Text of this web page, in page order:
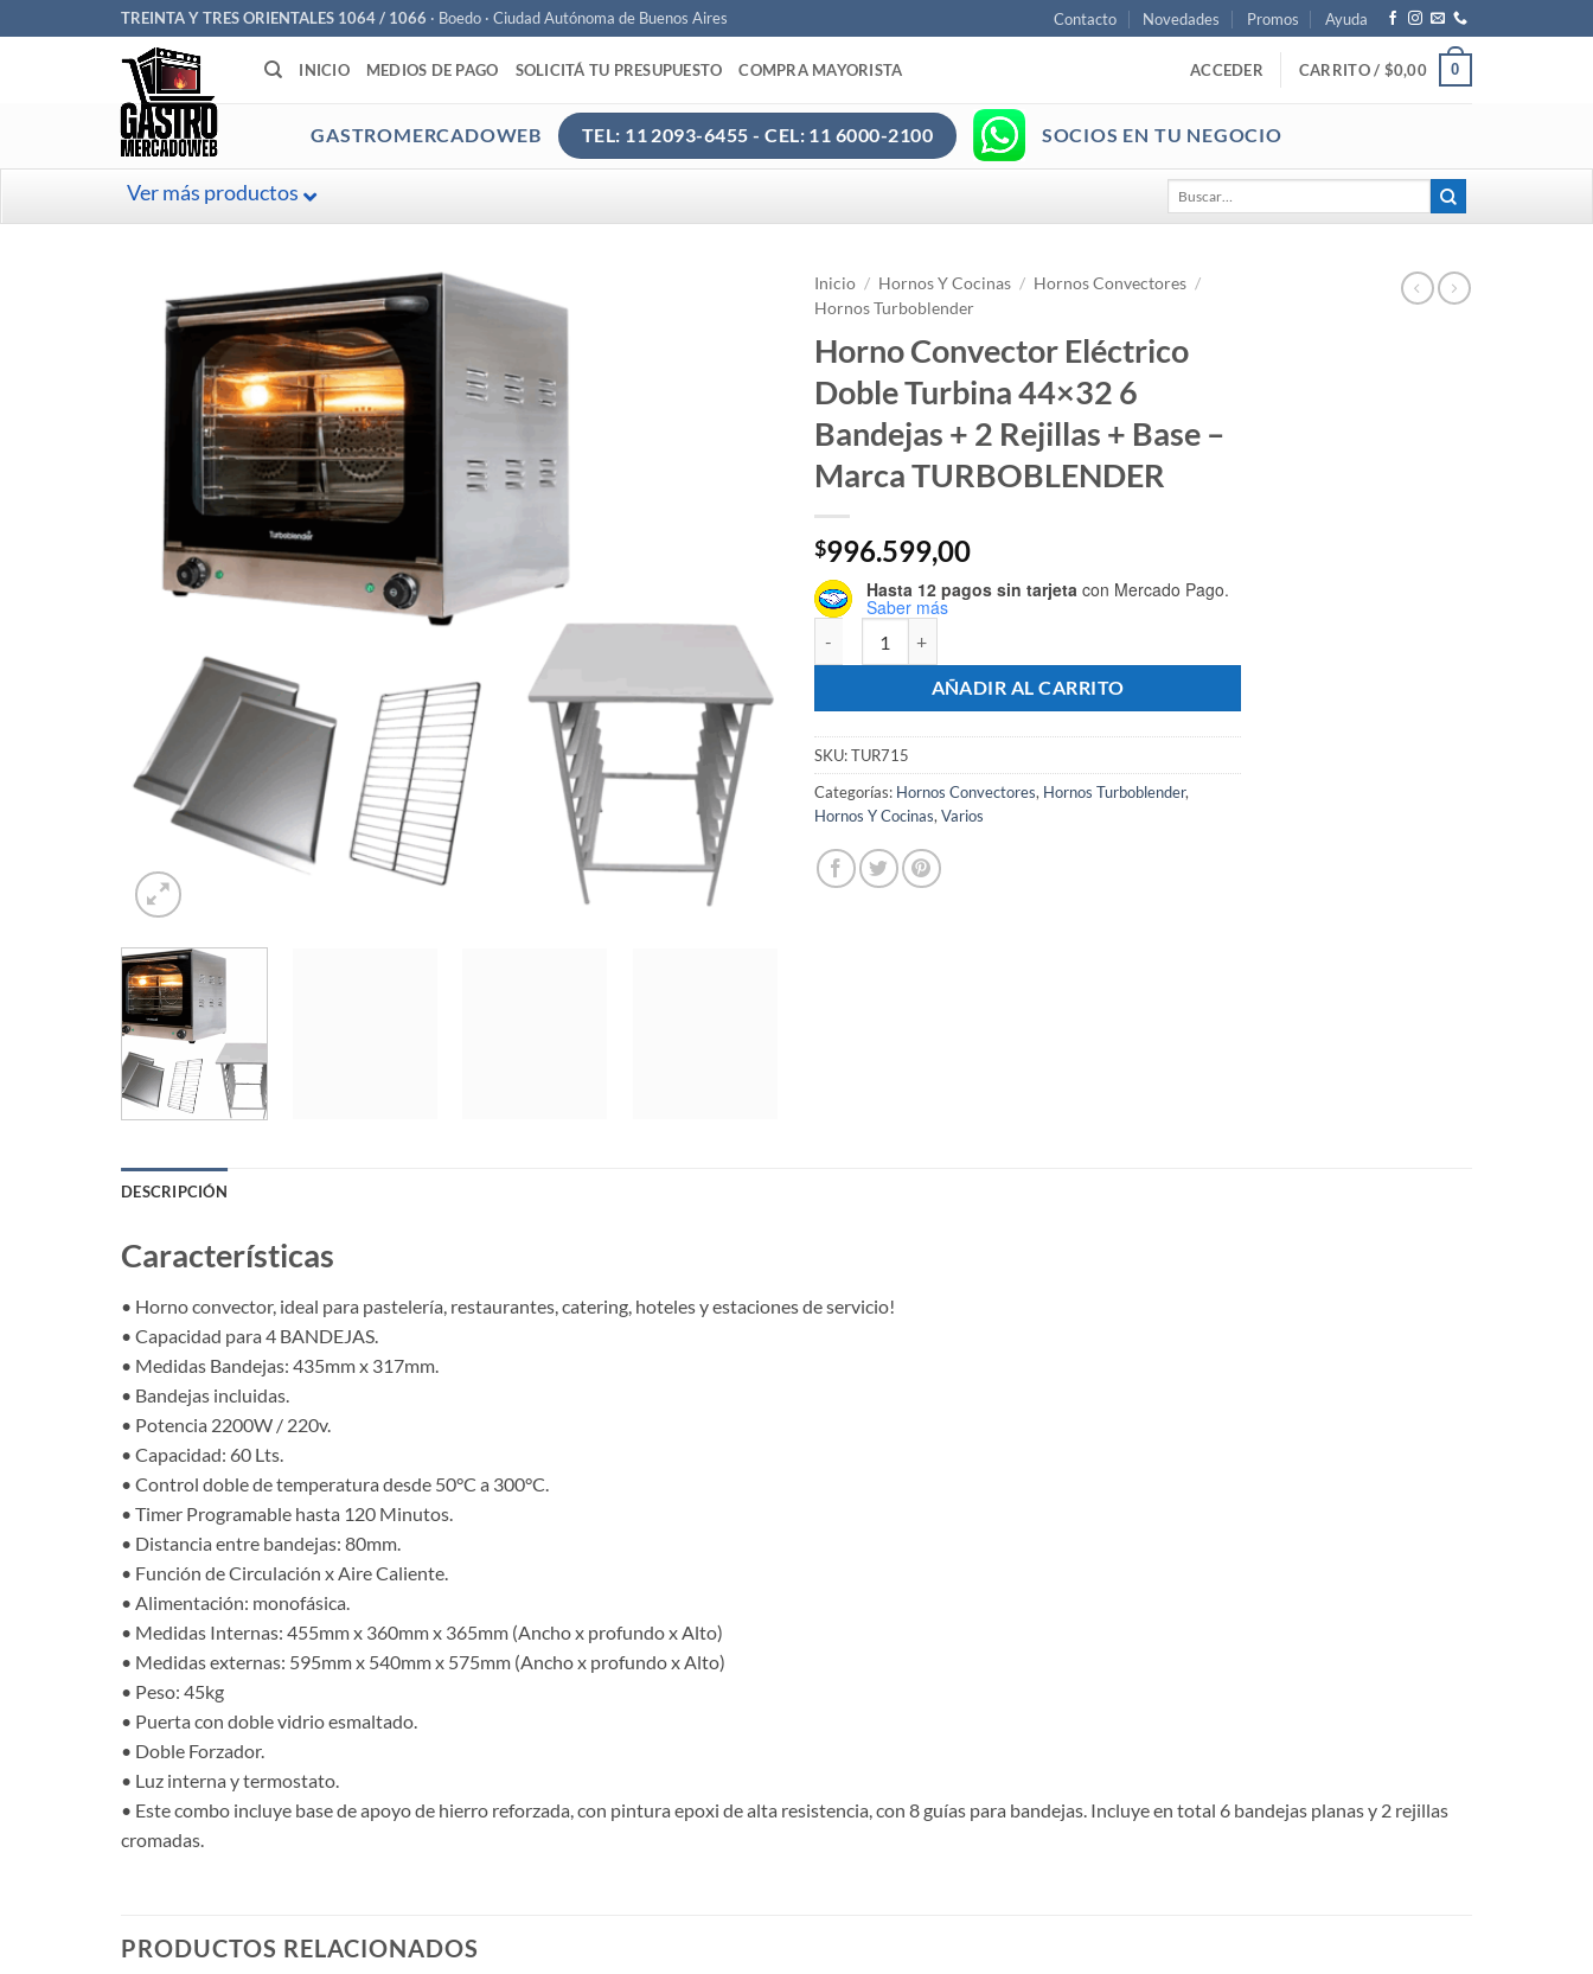
al
TREINTA Y TRES ORIENTALES 1064 / 1066 · Boedo · Ciudad Autónoma de Buenos Aires Contacto Novedades Promos Ayuda
INICIO MEDIOS DE PAGO SOLICITÁ TU PRESUPUESTO COMPRA MAYORISTA ACCEDER CARRITO / $0,00 0
GASTROMERCADOWEB TEL: 11 2093-6455 - CEL: 11 6000-2100 SOCIOS EN TU NEGOCIO
Ver más productos
por:
Inicio / Hornos Y Cocinas / Hornos Convectores /
Hornos Turboblender
Horno Convector Eléctrico
Doble Turbina 44×32 6
Bandejas + 2 Rejillas + Base –
Marca TURBOBLENDER
$996.599,00
Hasta 12 pagos sin tarjeta con Mercado Pago.
Saber más
AÑADIR AL CARRITO
SKU:TUR715
Categorías: Hornos Convectores, Hornos Turboblender,
Hornos Y Cocinas, Varios
DESCRIPCIÓN
Características
• Horno convector, ideal para pastelería, restaurantes, catering, hoteles y estaciones de servicio!
• Capacidad para 4 BANDEJAS.
• Medidas Bandejas: 435mm x 317mm.
• Bandejas incluidas.
• Potencia 2200W / 220v.
• Capacidad: 60 Lts.
• Control doble de temperatura desde 50°C a 300°C.
• Timer Programable hasta 120 Minutos.
• Distancia entre bandejas: 80mm.
• Función de Circulación x Aire Caliente.
• Alimentación: monofásica.
• Medidas Internas: 455mm x 360mm x 365mm (Ancho x profundo x Alto)
• Medidas externas: 595mm x 540mm x 575mm (Ancho x profundo x Alto)
• Peso: 45kg
• Puerta con doble vidrio esmaltado.
• Doble Forzador.
• Luz interna y termostato.
• Este combo incluye base de apoyo de hierro reforzada, con pintura epoxi de alta resistencia, con 8 guías para bandejas. Incluye en total 6 bandejas planas y 2 rejillas
cromadas.
PRODUCTOS RELACIONADOS